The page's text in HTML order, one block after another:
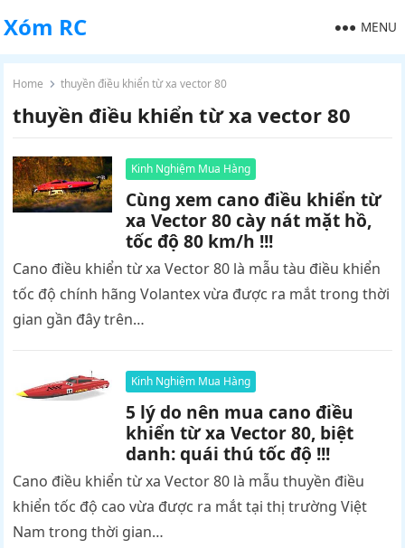
Xóm RC MENU
Home thuyền điều khiển từ xa vector 80
thuyền điều khiển từ xa vector 80
Kinh Nghiệm Mua Hàng
Cùng xem cano điều khiển từ
xa Vector 80 cày nát mặt hồ,
tốc độ 80 km/h !!!
Cano điều khiển từ xa Vector 80 là mẫu tàu điều khiển
tốc độ chính hãng Volantex vừa được ra mắt trong thời
gian gần đây trên…
Kinh Nghiệm Mua Hàng
5 lý do nên mua cano điều
khiển từ xa Vector 80, biệt
danh: quái thú tốc độ !!!
Cano điều khiển từ xa Vector 80 là mẫu thuyền điều
khiển tốc độ cao vừa được ra mắt tại thị trường Việt
Nam trong thời gian…